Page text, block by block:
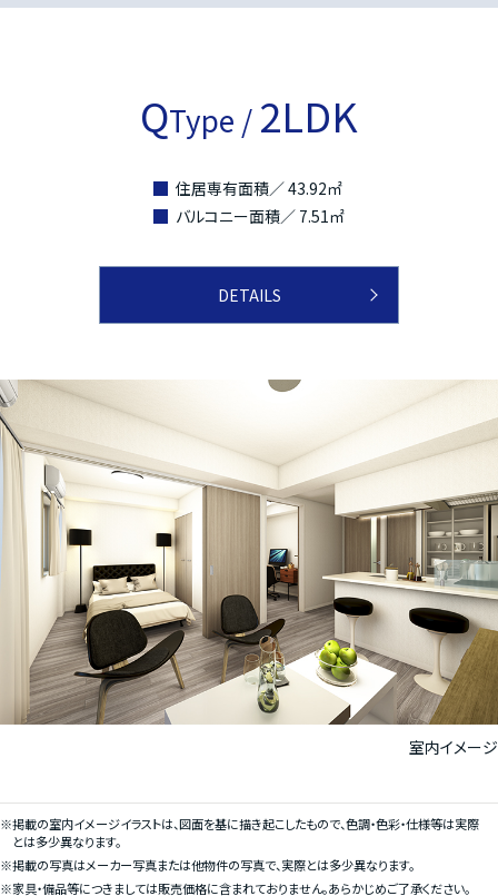
QType / 2LDK
住居専有面積／ 43.92㎡
バルコニー面積／ 7.51㎡
DETAILS
室内イメージ
※掲載の室内イメージイラストは、図面を基に描き起こしたもので、色調・色彩・仕様等は実際
とは多少異なります。
※掲載の写真はメーカー写真または他物件の写真で、実際とは多少異なります。
※家具・備品等につきましては販売価格に含まれておりません。あらかじめご了承ください。